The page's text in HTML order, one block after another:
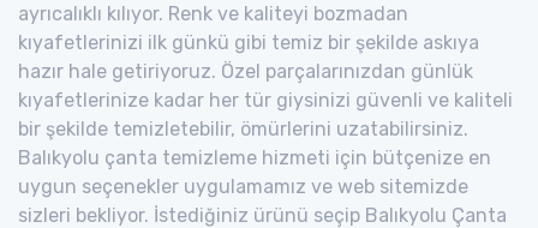
ayrıcalıklı kılıyor. Renk ve kaliteyi bozmadan
kıyafetlerinizi ilk günkü gibi temiz bir şekilde askıya
hazır hale getiriyoruz. Özel parçalarınızdan günlük
kıyafetlerinize kadar her tür giysinizi güvenli ve kaliteli
bir şekilde temizletebilir, ömürlerini uzatabilirsiniz.
Balıkyolu çanta temizleme hizmeti için bütçenize en
uygun seçenekler uygulamamız ve web sitemizde
sizleri bekliyor. İstediğiniz ürünü seçip Balıkyolu Çanta